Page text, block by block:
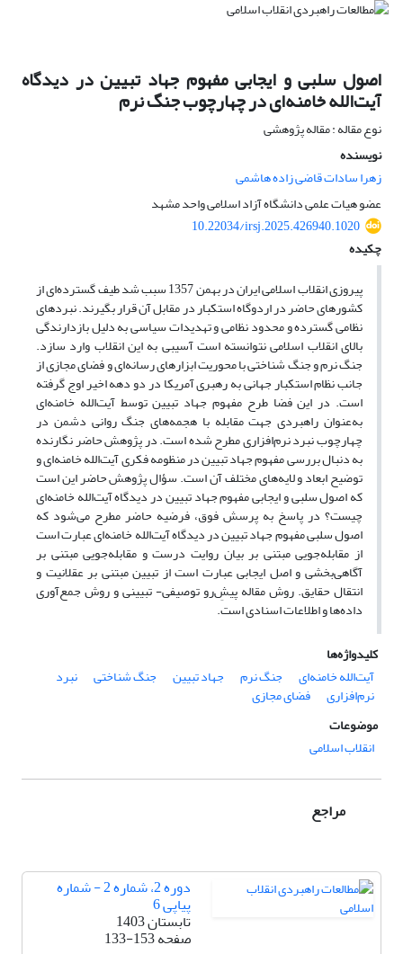
اصول سلبی و ایجابی مفهوم جهاد تبیین در دیدگاه
آیت‌الله خامنه‌ای در چهارچوب جنگ نرم
نوع مقاله : مقاله پژوهشی
نویسنده
زهرا سادات قاضی زاده هاشمی
عضو هیات علمی دانشگاه آزاد اسلامی واحد مشهد
10.22034/irsj.2025.426940.1020
چکیده
پیروزی انقلاب اسلامی ایران در بهمن 1357 سبب شد طیف گسترده‌ای از
کشورهای حاضر در اردوگاه استکبار در مقابل آن قرار بگیرند. نبردهای
نظامی گسترده و محدود نظامی و تهدیدات سیاسی به دلیل بازدارندگی
بالای انقلاب اسلامی نتوانسته است آسیبی به این انقلاب وارد سازد.
جنگ نرم و جنگ شناختی با محوریت ابزارهای رسانه‌ای و فضای مجازی از
جانب نظام استکبار جهانی به رهبری آمریکا در دو دهه اخیر اوج گرفته
است. در این فضا طرح مفهوم جهاد تبیین توسط آیت‌الله خامنه‌ای
به‌عنوان راهبردی جهت مقابله با هجمه‌های جنگ روانی دشمن در
چهارچوب نبرد نرم‌افزاری مطرح شده است. در پژوهش حاضر نگارنده
به دنبال بررسی مفهوم جهاد تبیین در منظومه فکری آیت‌الله خامنه‌ای و
توضیح ابعاد و لایه‌های مختلف آن است. سؤال پژوهش حاضر این است
که اصول سلبی و ایجابی مفهوم جهاد تبیین در دیدگاه آیت‌الله خامنه‌ای
چیست؟ در پاسخ به پرسش فوق، فرضیه حاضر مطرح می‌شود که
اصول سلبی مفهوم جهاد تبیین در دیدگاه آیت‌الله خامنه‌ای عبارت است
از مقابله‌جویی مبتنی بر بیان روایت درست و مقابله‌جویی مبتنی بر
آگاهی‌بخشی و اصل ایجابی عبارت است از تبیین مبتنی بر عقلانیت و
انتقال حقایق. روش مقاله پیشِ‌رو توصیفی- تبیینی و روش جمع‌آوری
داده‌ها و اطلاعات اسنادی است.
کلیدواژه‌ها
آیت‌الله خامنه‌ای
جنگ نرم جهاد تبیین جنگ شناختی نبرد
نرم‌افزاری
فضای مجازی
موضوعات
انقلاب اسلامی
مراجع
دوره 2، شماره 2 - شماره
پیاپی 6
تابستان 1403
صفحه133-153